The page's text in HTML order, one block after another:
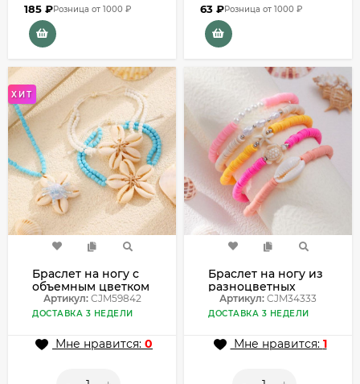
185 ₽Розница от 1000 ₽ 63 ₽Розница от 1000 ₽
ХИТ
Браслет на ногу с
объемным цветком
CJM59842
Артикул:CJM59842
ДОСТАВКА 3 НЕДЕЛИ
Мне нравится: 0
Браслет на ногу из
разноцветных
дисков с ракушкой
CJM34333
Артикул: CJM34333
ДОСТАВКА 3 НЕДЕЛИ
Мне нравится: 1